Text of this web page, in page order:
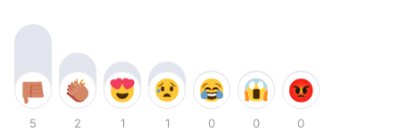
5 2 1 1 0 0 0